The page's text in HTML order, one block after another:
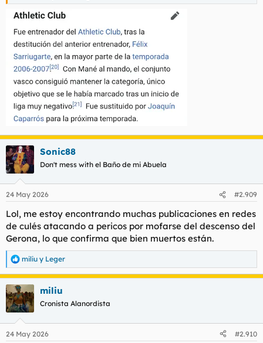
Sonic88
Don't mess with el Baño de mi Abuela
24 May 2026 #2.909
Lol, me estoy encontrando muchas publicaciones en redes
de culés atacando a pericos por mofarse del descenso del
Gerona, lo que confirma que bien muertos están.
R
e
a
c
c
i
e
miliu y Leger
miliu
Cronista Alanordista
24 May 2026 #2.910